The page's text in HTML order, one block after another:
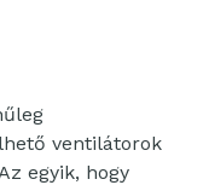
ventilátorok
egyik, hogy